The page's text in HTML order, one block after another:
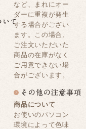
など、まれにオー
ダーに重複が発生
する場合がござい
ます。この場合、
ご注文いただいた
商品の在庫がなく
ご用意できない場
合がございます。
商品について
お使いのパソコン
環境によって色味